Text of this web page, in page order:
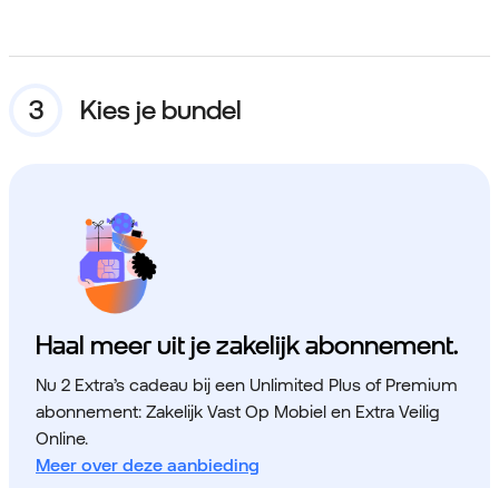
Kies je bundel
Haal meer uit je zakelijk abonnement.
Nu 2 Extra’s cadeau bij een Unlimited Plus of Premium
abonnement: Zakelijk Vast Op Mobiel en Extra Veilig
Online.
Meer over deze aanbieding